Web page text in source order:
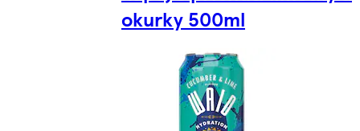
okurky 500ml